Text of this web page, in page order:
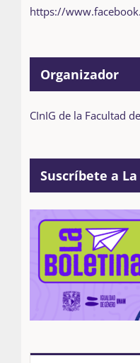
https://
Organizador
CInIG de la Facultad
Suscríbete a